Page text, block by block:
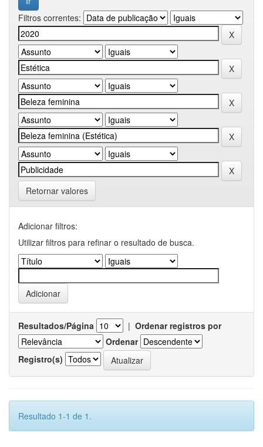
Filtros correntes:
Retornar valores
Adicionar filtros:
Utilizar filtros para refinar o resultado de busca.
Resultados/Página | Ordenar registros por
Ordenar
Registro(s)
Resultado 1-1 de 1.